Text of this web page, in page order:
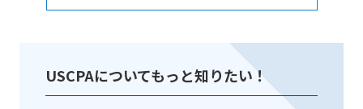
USCPAについてもっと知りたい！